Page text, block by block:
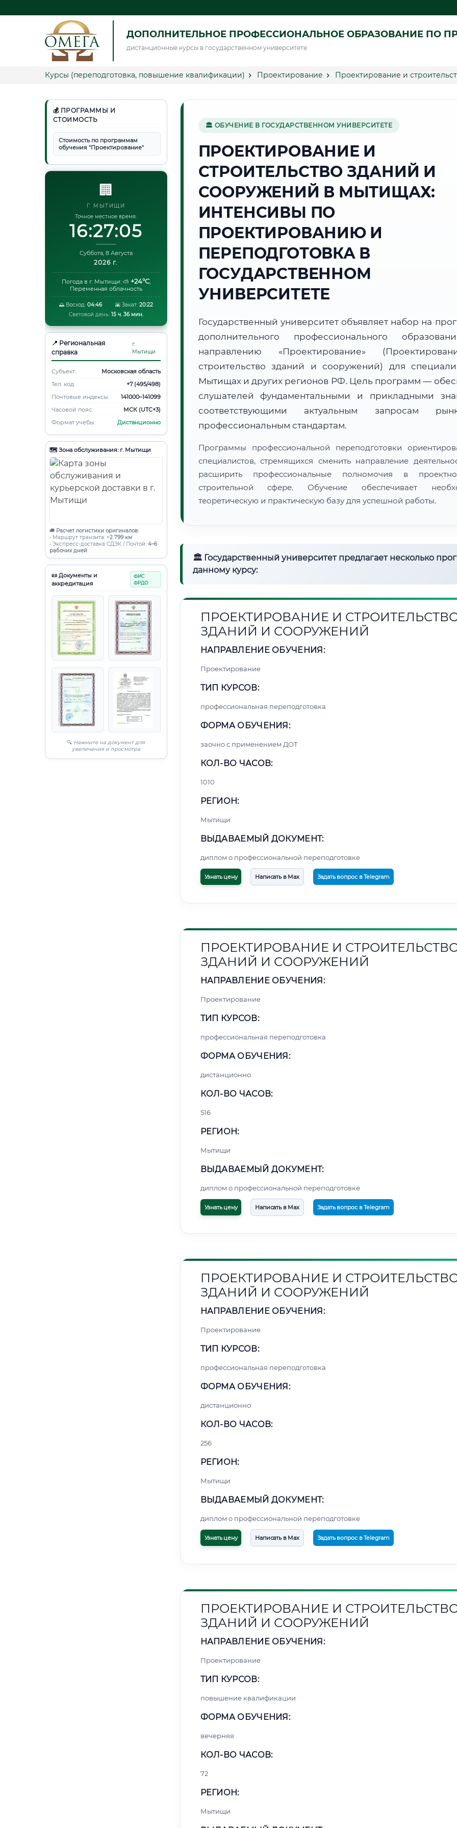
ДОПОЛНИТЕЛЬНОЕ ПРОФЕССИОНАЛЬНОЕ ОБРАЗОВАНИЕ ПО
дистанционные курсы в государственном университете
Курсы (переподготовка, повышение квалификации) Проектирование Проектирование и
💰 ПРОГРАММЫ И
СТОИМОСТЬ
Стоимость по программам
обучения "Проектирование"
🏢
Г. МЫТИЩИ
Точное местное время:
16:27:06
Суббота, 8 Августа
2026 г.
Погода в г. Мытищи: ⛅ +24°C,
Переменная облачность
🌅 Восход: 04:46 🌇 Закат: 20:22
Световой день: 15 ч. 36 мин.
📍 Региональная
справка
г.
Мытищи
Субъект:
Московская область
Тел. код:
+7 (495/498)
Почтовые индексы:
141000–141099
Часовой пояс:
МСК (UTC+3)
Формат учебы:
Дистанционно
🗺️ Зона обслуживания: г. Мытищи
🚚 Расчет логистики оригиналов:
• Маршрут транзита: ~2 799 км
• Экспресс-доставка СДЭК / Почтой: 4–6
рабочих дней
📜 Документы и
аккредитация
ФИС
ФРДО
🔍 Нажмите на документ для
увеличения и просмотра
🏛 ОБУЧЕНИЕ В ГОСУДАРСТВЕННОМ УНИВЕРСИТЕТЕ
ПРОЕКТИРОВАНИЕ И
СТРОИТЕЛЬСТВО ЗДАНИЙ И
СООРУЖЕНИЙ В МЫТИЩАХ:
ИНТЕНСИВЫ ПО
ПРОЕКТИРОВАНИЮ И
ПЕРЕПОДГОТОВКА В
ГОСУДАРСТВЕННОМ
УНИВЕРСИТЕТЕ
Государственный университет объявляет набор на
дополнительного профессионального
направлению «Проектирование»
строительство зданий и сооружений) для
Мытищах и других регионов РФ. Цель программ —
слушателей фундаментальными и прикладными
соответствующими актуальным запросам
профессиональным стандартам.
Программы профессиональной переподготовки
специалистов, стремящихся сменить направление
расширить профессиональные полномочия в
строительной сфере. Обучение обеспечивает
теоретическую и практическую базу для успешной работы.
🏛 Государственный университет предлагает несколько
данному курсу:
ПРОЕКТИРОВАНИЕ И
ЗДАНИЙ И СООРУЖЕНИЙ
НАПРАВЛЕНИЕ ОБУЧЕНИЯ:
Проектирование
ТИП КУРСОВ:
профессиональная переподготовка
ФОРМА ОБУЧЕНИЯ:
заочно с применением ДОТ
КОЛ-ВО ЧАСОВ:
1010
РЕГИОН:
Мытищи
ВЫДАВАЕМЫЙ ДОКУМЕНТ:
диплом о профессиональной переподготовке
Узнать цену Написать в Max Задать вопрос в Telegram
ПРОЕКТИРОВАНИЕ И
ЗДАНИЙ И СООРУЖЕНИЙ
НАПРАВЛЕНИЕ ОБУЧЕНИЯ:
Проектирование
ТИП КУРСОВ:
профессиональная переподготовка
ФОРМА ОБУЧЕНИЯ:
дистанционно
КОЛ-ВО ЧАСОВ:
516
РЕГИОН:
Мытищи
ВЫДАВАЕМЫЙ ДОКУМЕНТ:
диплом о профессиональной переподготовке
Узнать цену Написать в Max Задать вопрос в Telegram
ПРОЕКТИРОВАНИЕ И
ЗДАНИЙ И СООРУЖЕНИЙ
НАПРАВЛЕНИЕ ОБУЧЕНИЯ:
Проектирование
ТИП КУРСОВ:
профессиональная переподготовка
ФОРМА ОБУЧЕНИЯ:
дистанционно
КОЛ-ВО ЧАСОВ:
256
РЕГИОН:
Мытищи
ВЫДАВАЕМЫЙ ДОКУМЕНТ:
диплом о профессиональной переподготовке
Узнать цену Написать в Max Задать вопрос в Telegram
ПРОЕКТИРОВАНИЕ И
ЗДАНИЙ И СООРУЖЕНИЙ
НАПРАВЛЕНИЕ ОБУЧЕНИЯ:
Проектирование
ТИП КУРСОВ:
повышение квалификации
ФОРМА ОБУЧЕНИЯ:
вечерняя
КОЛ-ВО ЧАСОВ:
72
РЕГИОН:
Мытищи